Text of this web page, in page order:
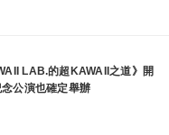
LAB.的超KAWAII之道》開
公演也確定舉辦